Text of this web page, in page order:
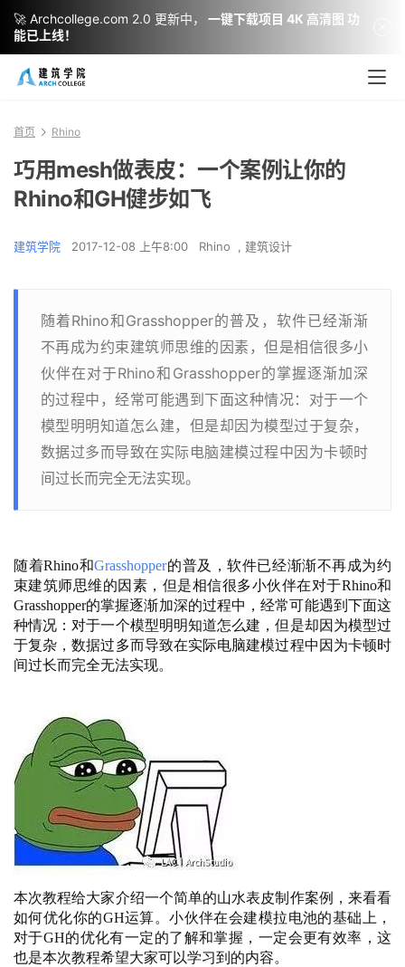
首页 Rhino
巧用mesh做表皮：一个案例让你的
Rhino和GH健步如飞
建筑学院 2017-12-08 上午8:00 Rhino , 建筑设计
随着Rhino和Grasshopper的普及，软件已经渐渐
不再成为约束建筑师思维的因素，但是相信很多小
伙伴在对于Rhino和Grasshopper的掌握逐渐加深
的过程中，经常可能遇到下面这种情况：对于一个
模型明明知道怎么建，但是却因为模型过于复杂，
数据过多而导致在实际电脑建模过程中因为卡顿时
间过长而完全无法实现。
随着Rhino和Grasshopper的普及，软件已经渐渐不再成为约
束建筑师思维的因素，但是相信很多小伙伴在对于Rhino和
Grasshopper的掌握逐渐加深的过程中，经常可能遇到下面这
种情况：对于一个模型明明知道怎么建，但是却因为模型过
于复杂，数据过多而导致在实际电脑建模过程中因为卡顿时
间过长而完全无法实现。
本次教程给大家介绍一个简单的山水表皮制作案例，来看看
如何优化你的GH运算。小伙伴在会建模拉电池的基础上，
对于GH的优化有一定的了解和掌握，一定会更有效率，这
也是本次教程希望大家可以学习到的内容。
🚀 Archcollege.com 2.0 更新中，
一键下载项目 4K 高清图 功
能已上线！